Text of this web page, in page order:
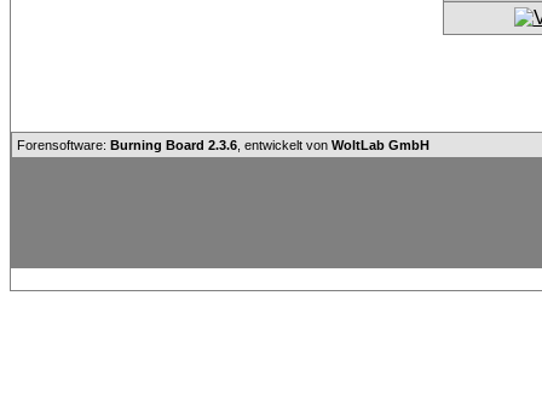
Forensoftware: Burning Board 2.3.6 , entwickelt von WoltLab GmbH